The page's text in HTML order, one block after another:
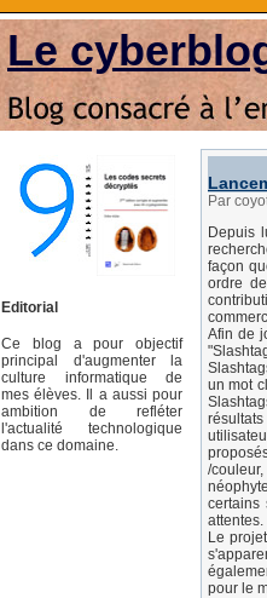
Le
Editorial
Ce blog a pour objectif
principal d'augmenter la
culture informatique de
mes élèves. Il a aussi pour
ambition de refléter
l'actualité technologique
dans ce domaine.
Par
Depuis
façon
ordre
Afin de
un mot
/
certains
attentes.
Le
pour le